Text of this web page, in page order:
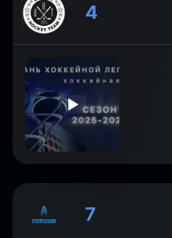
4
7